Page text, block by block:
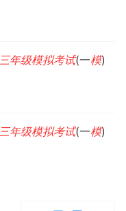
年级模拟考试(一模)
年级模拟考试(一模)